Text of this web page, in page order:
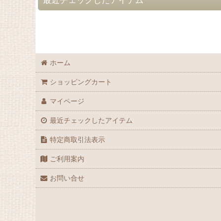
ホーム
ショッピングカート
マイページ
最近チェックしたアイテム
特定商取引法表示
ご利用案内
お問い合せ